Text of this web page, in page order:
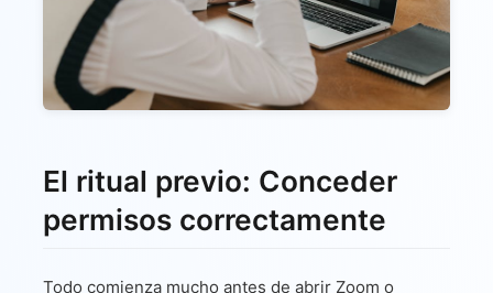
El ritual previo: Conceder
permisos correctamente
Todo comienza mucho antes de abrir Zoom o